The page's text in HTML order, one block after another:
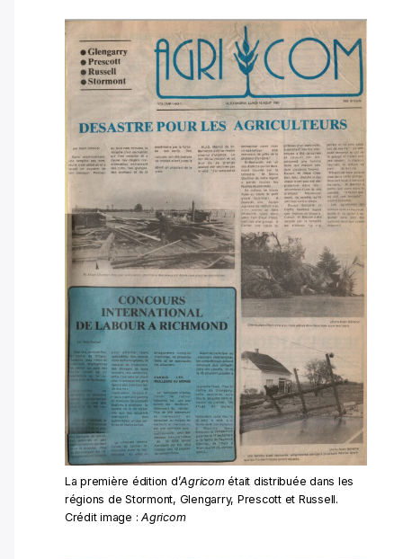
La première édition d’Agricométait distribuée dans les
régions de Stormont, Glengarry, Prescott et Russell.
Crédit image :Agricom